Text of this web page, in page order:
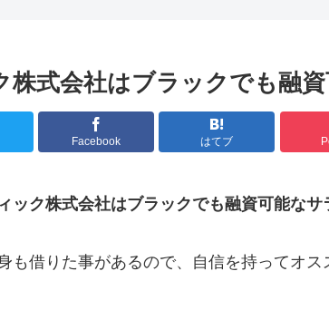
株式会社はブラックでも融
Facebook はてブ
ック株式会社はブラックでも融資可能なサ
も借りた事があるので、自信を持ってオス